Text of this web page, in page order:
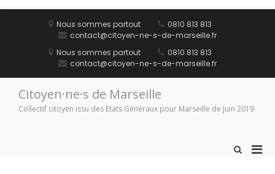
Nous sommes partout
0810 813 813
contact@citoyen-ne-s-de-marseille.fr
Nous sommes partout
0810 813 813
contact@citoyen-ne-s-de-marseille.fr
Citoyen·ne·s de Marseille
Collectif citoyen issu des Etats Généraux pour Marseille de Juin 2019
Afficher